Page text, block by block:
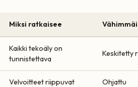
Miksi ratkaisee
Kaikki tekoäly on
tunnistettava
Keskitetty
Velvoitteet riippuvat
Ohjattu